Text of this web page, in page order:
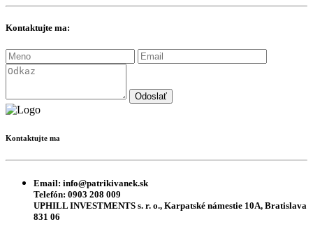
Kontaktujte ma:
Kontaktujte ma
Email: info@patrikivanek.sk
Telefón: 0903 208 009
UPHILL INVESTMENTS s. r. o., Karpatské námestie 10A, Bratislava
831 06